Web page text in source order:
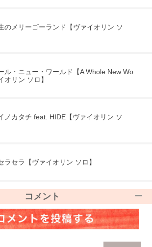
のメリーゴーランド【ヴァイオリン ソ
ル・ニュー・ワールド【A Whole New Wo
オリン ソロ】
ノカタチ feat. HIDE【ヴァイオリン ソ
ラセラ【ヴァイオリン ソロ】
コメント